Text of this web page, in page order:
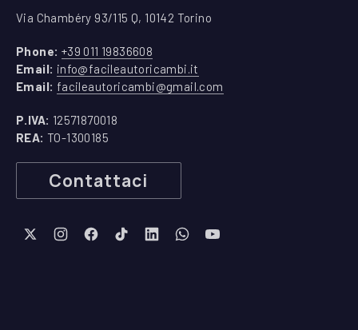
Via Chambéry 93/115 Q, 10142 Torino
Phone: +39 011 19836608
Email: info@facileautoricambi.it
Email: facileautoricambi@gmail.com
P.IVA: 12571870018
REA: TO-1300185
Contattaci
New Window
New Window
New Window
New Window
New Window
New WindowNew Window